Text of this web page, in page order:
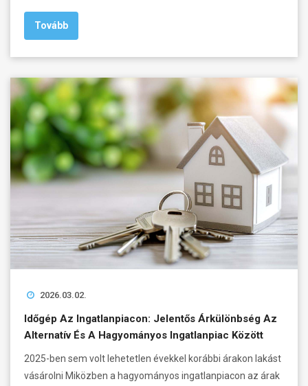
Tovább
2026.03.02.
Időgép Az Ingatlanpiacon: Jelentős Árkülönbség Az
Alternatív És A Hagyományos Ingatlanpiac Között
2025-ben sem volt lehetetlen évekkel korábbi árakon lakást
vásárolni Miközben a hagyományos ingatlanpiacon az árak